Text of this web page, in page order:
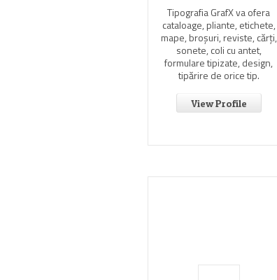
Tipografia GrafX va ofera
cataloage, pliante, etichete,
mape, broşuri, reviste, cărţi,
sonete, coli cu antet,
formulare tipizate, design,
tipărire de orice tip.
View Profile